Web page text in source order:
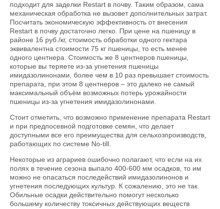
подходит для заделки Restart в почву. Таким образом, сама
механическая обработка не вызовет дополнительных затрат.
Посчитать экономическую эффективность от внесения
Restart в почву достаточно легко. При цене на пшеницу в
районе 16 руб./кг, стоимость обработки одного гектара
эквивалентна стоимости 75 кг пшеницы, то есть менее
одного центнера. Стоимость же 8 центнеров пшеницы,
которые вы теряете из-за угнетения пшеницы
имидазолинонами, более чем в 10 раз превышает стоимость
препарата, при этом 8 центнеров – это далеко не самый
максимальный объём возможных потерь урожайности
пшеницы из-за угнетения имидазолинонами.
Стоит отметить, что возможно применение препарата Restart
и при предпосевной подготовке семян, что делает
доступными все его преимущества для сельхозпроизводств,
работающих по системе No-till.
Некоторые из аграриев ошибочно полагают, что если на их
полях в течение сезона выпало 400-600 мм осадков, то им
можно не опасаться последействий имидазолинонов и
угнетения последующих культур. К сожалению, это не так.
Обильные осадки действительно помогут несколько
большему количеству токсичных действующих веществ